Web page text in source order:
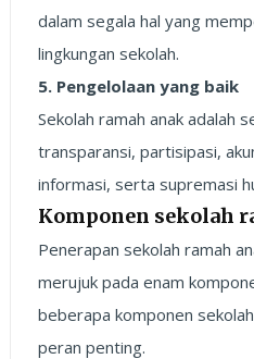
dalam segala hal yang
lingkungan sekolah.
5. Pengelolaan yang baik
Sekolah ramah anak adalah
transparansi, partisipasi,
informasi, serta supremasi
Komponen sekolah
Penerapan sekolah ramah
merujuk pada enam
beberapa komponen
peran penting.